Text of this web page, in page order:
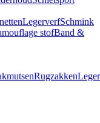
LegerverfSchmink
stofBand &
Rugzakken